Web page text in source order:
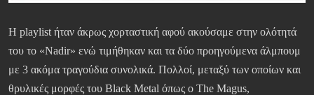
H playlist ήταν άκρως χορταστική αφού ακούσαμε στην ολότητά
του το «Nadir» ενώ τιμήθηκαν και τα δύο προηγούμενα άλμπουμ
με 3 ακόμα τραγούδια συνολικά. Πολλοί, μεταξύ των οποίων και
θρυλικές μορφές του Black Metal όπως ο The Magus,